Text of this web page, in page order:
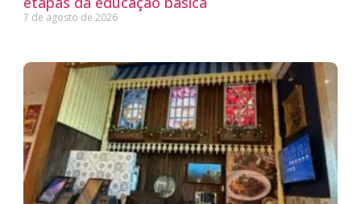
7 de agosto de 2026